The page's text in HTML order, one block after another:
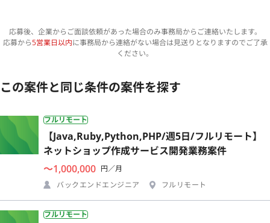
応募後、企業からご面談依頼があった場合のみ事務局からご連絡いたします。
応募から5営業日以内に事務局から連絡がない場合は見送りとなりますのでご了承
ください。
この案件と同じ条件の案件を探す
フルリモート
【Java,Ruby,Python,PHP/週5日/フルリモート】
ネットショップ作成サービス開発業務案件
〜1,000,000 円／月
バックエンドエンジニア
フルリモート
フルリモート